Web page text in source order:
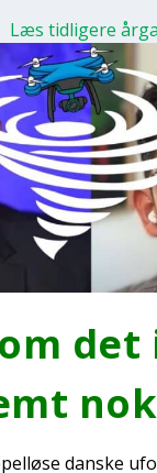
Læs tidligere
det
dan­ske